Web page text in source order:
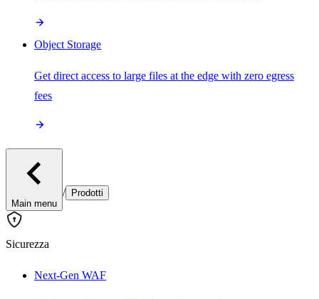
Object Storage
Get direct access to large files at the edge with zero egress
fees
Main menu
/ Prodotti
Sicurezza
Next-Gen WAF